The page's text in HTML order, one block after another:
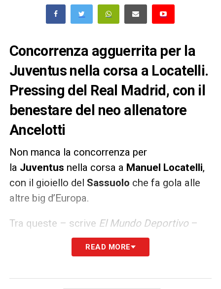
Concorrenza agguerrita per la
Juventus nella corsa a Locatelli.
Pressing del Real Madrid, con il
benestare del neo allenatore
Ancelotti
Non manca la concorrenza per
la Juventus nella corsa a Manuel Locatelli,
con il gioiello del Sassuolo che fa gola alle
altre big d’Europa.
Tra queste – scrive El Mundo Deportivo–
insisterebbe soprattutto ilReal Madrid
nuovo tecnicoCarlo Ancelottiche avrebbe
READ MORE